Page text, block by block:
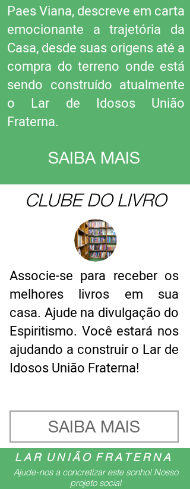
SAIBA MAIS
Paes Viana, descreve em carta
emocionante a trajetória da
Casa, desde suas origens até a
compra do terreno onde está
sendo construído atualmente
o Lar de Idosos União
Fraterna.
CLUBE DO LIVRO
Associe-se para receber os
melhores livros em sua
casa. Ajude na divulgação do
Espiritismo. Você estará nos
ajudando a construir o Lar de
Idosos União Fraterna!
SAIBA MAIS
Ajude-nos a concretizar este sonho!​​​​​​​ Nosso
projeto social
L A R U N I Ã O F R A T E R N A